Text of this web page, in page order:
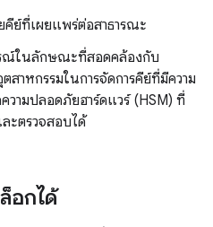
ย์ที่เผยแพร่ต่อสาธารณะ
รณ์ในลักษณะที่สอดคล้องกับ
สาหกรรมในการจัดการคีย์ที่มีความ
วามปลอดภัยฮาร์ดแวร์ (HSM) ที่
ะตรวจสอบได้
อกได้